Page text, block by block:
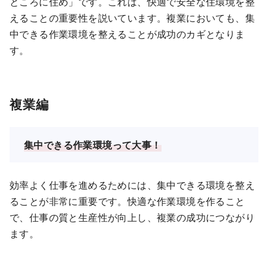
えることの重要性を説いています。複業においても、集
中できる作業環境を整えることが成功のカギとなりま
す。
複業編
集中できる作業環境って大事！
効率よく仕事を進めるためには、集中できる環境を整え
ることが非常に重要です。快適な作業環境を作ること
で、仕事の質と生産性が向上し、複業の成功につながり
ます。